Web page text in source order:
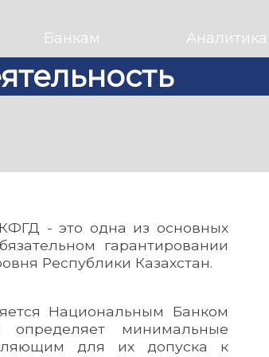
Банкам Аналитика
- это одна из основных
гарантировании
Республики Казахстан.
Национальным Банком
определяет минимальные
для их допуска к